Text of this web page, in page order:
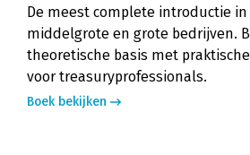
De meest complete introductie
middelgrote en grote bedrijven.
theoretische basis met
voor treasuryprofessionals.
Boek bekijken